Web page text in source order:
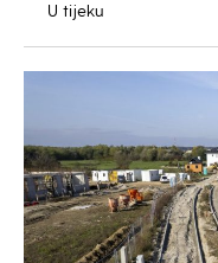
U tijeku